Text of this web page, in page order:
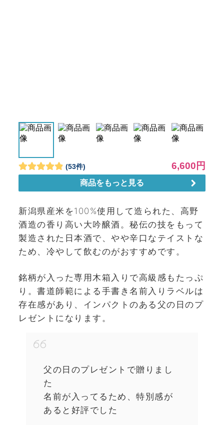
新潟県産米を100%使用して造られた、高野
酒造の香り高い大吟醸酒。秘伝の技をもって
製造された日本酒で、やや辛口なテイストな
ため、冷やして飲むのがおすすめです。
銘柄が入った専用木箱入りで高級感もたっぷ
り。書道師範による手書き名前入りラベルは
存在感があり、インパクトのある父の日のプ
レゼントになります。
父の日のプレゼントで贈りまし
た
名前が入ってるため、特別感が
あると好評でした